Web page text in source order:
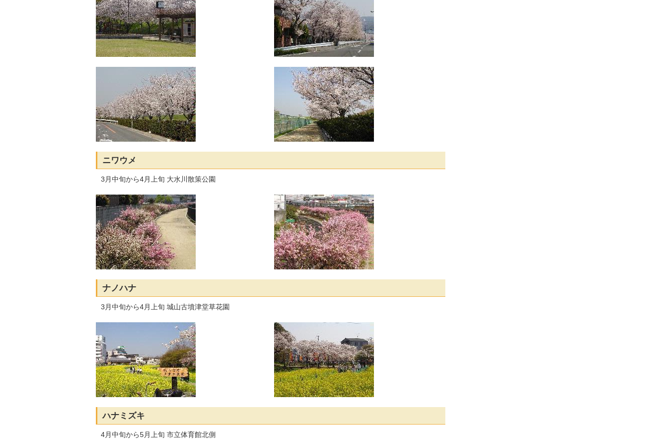
ニワウメ
3月中旬から4月上旬 大水川散策公園
ナノハナ
3月中旬から4月上旬 城山古墳津堂草花園
ハナミズキ
4月中旬から5月上旬 市立体育館北側